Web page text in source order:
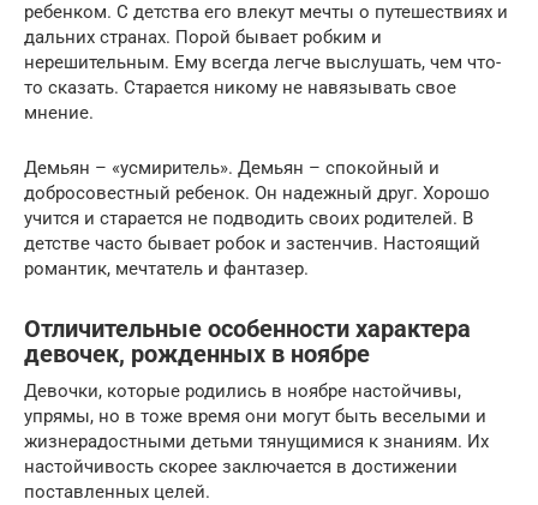
ребенком. С детства его влекут мечты о путешествиях и
дальних странах. Порой бывает робким и
нерешительным. Ему всегда легче выслушать, чем что-
то сказать. Старается никому не навязывать свое
мнение.
Демьян – «усмиритель». Демьян – спокойный и
добросовестный ребенок. Он надежный друг. Хорошо
учится и старается не подводить своих родителей. В
детстве часто бывает робок и застенчив. Настоящий
романтик, мечтатель и фантазер.
Отличительные особенности характера
девочек, рожденных в ноябре
Девочки, которые родились в ноябре настойчивы,
упрямы, но в тоже время они могут быть веселыми и
жизнерадостными детьми тянущимися к знаниям. Их
настойчивость скорее заключается в достижении
поставленных целей.